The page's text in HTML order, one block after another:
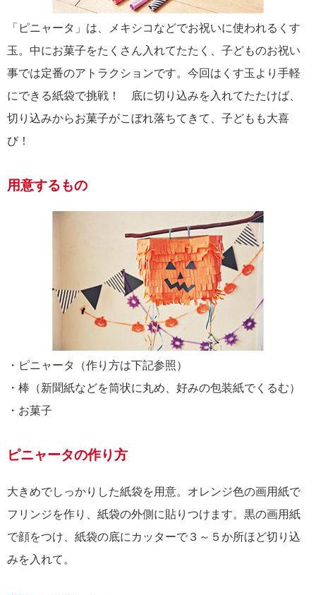
「ピニャータ」は、メキシコなどでお祝いに使われるくす
玉。中にお菓子をたくさん入れてたたく、子どものお祝い
事では定番のアトラクションです。今回はくす玉より手軽
にできる紙袋で挑戦！ 底に切り込みを入れてたたけば、
切り込みからお菓子がこぼれ落ちてきて、子どもも大喜
び！
用意するもの
・ピニャータ（作り方は下記参照）
・棒（新聞紙などを筒状に丸め、好みの包装紙でくるむ）
・お菓子
ピニャータの作り方
大きめでしっかりした紙袋を用意。オレンジ色の画用紙で
フリンジを作り、紙袋の外側に貼りつけます。黒の画用紙
で顔をつけ、紙袋の底にカッターで３～５か所ほど切り込
みを入れて。